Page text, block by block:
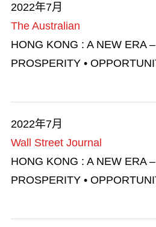
2022年7月
The Australian
HONG KONG : A NEW ERA
PROSPERITY •
2022年7月
Wall Street Journal
HONG KONG : A NEW ERA
PROSPERITY •